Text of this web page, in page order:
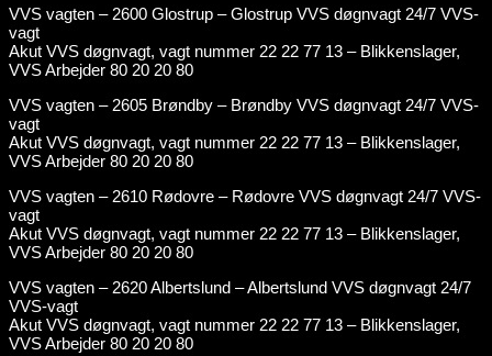
VVS vagten – 2600 Glostrup – Glostrup VVS døgnvagt 24/7 VVS-
vagt
Akut VVS døgnvagt, vagt nummer 22 22 77 13 – Blikkenslager,
VVS Arbejder 80 20 20 80
VVS vagten – 2605 Brøndby – Brøndby VVS døgnvagt 24/7 VVS-
vagt
Akut VVS døgnvagt, vagt nummer 22 22 77 13 – Blikkenslager,
VVS Arbejder 80 20 20 80
VVS vagten – 2610 Rødovre – Rødovre VVS døgnvagt 24/7 VVS-
vagt
Akut VVS døgnvagt, vagt nummer 22 22 77 13 – Blikkenslager,
VVS Arbejder 80 20 20 80
VVS vagten – 2620 Albertslund – Albertslund VVS døgnvagt 24/7
VVS-vagt
Akut VVS døgnvagt, vagt nummer 22 22 77 13 – Blikkenslager,
VVS Arbejder 80 20 20 80